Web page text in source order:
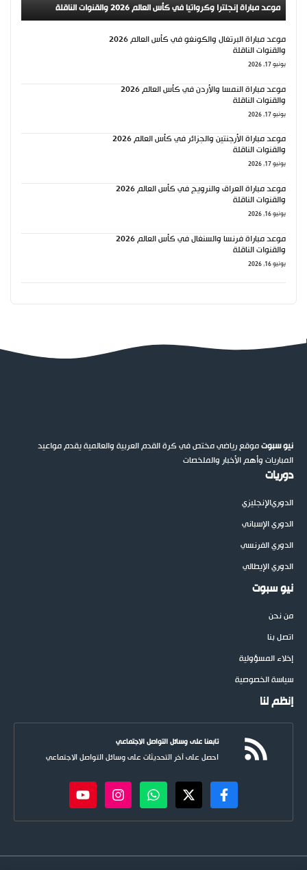
موعد مباراة إنجلترا وكرواتيا في كأس العالم 2026 والقنوات الناقلة
موعد مباراة البرتغال والكونغو في كأس العالم 2026
والقنوات الناقلة
يونيو 17, 2026
موعد مباراة النمسا والأردن في كأس العالم 2026
والقنوات الناقلة
يونيو 17, 2026
موعد مباراة الأرجنتين والجزائر في كأس العالم 2026
والقنوات الناقلة
يونيو 17, 2026
موعد مباراة العراق والنرويج في كأس العالم 2026
والقنوات الناقلة
يونيو 16, 2026
موعد مباراة فرنسا والسنغال في كأس العالم 2026
والقنوات الناقلة
يونيو 16, 2026
نيو سبوتموقع رياضي مختص في كرة القدم العربية والعالمية يقدم مواعيد
المباريات وأهم الأخبار والملخصات
دوريات
الدوريالإنجليزي
الدوري الإسباني
الدوري الفرنسي
الدوري الإيطالي
نيو سبوت
من نحن
اتصل بنا
إخلاء المسؤولية
سياسة الخصوصية
إنظم لنا
تابعنا على وسائل التواصل الاجتماعي
احصل على آخر التحديثات على وسائل التواصل الاجتماعي